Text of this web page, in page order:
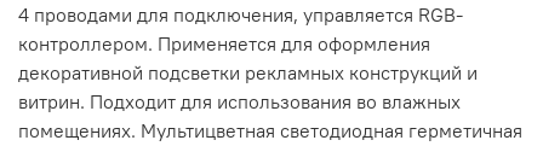
4 проводами для подключения, управляется RGB-
контроллером. Применяется для оформления
декоративной подсветки рекламных конструкций и
витрин. Подходит для использования во влажных
помещениях. Мультицветная светодиодная герметичная